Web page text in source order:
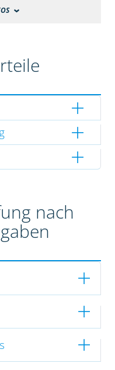
nach